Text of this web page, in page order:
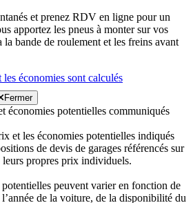
et prenez RDV en ligne pour un
apportez les pneus à monter sur vos
bande de roulement et les freins avant
économies sont calculés
Fermer
économies potentielles communiqués
et les économies potentielles indiqués
de devis de garages référencés sur
propres prix individuels.
peuvent varier en fonction de
de la voiture, de la disponibilité du